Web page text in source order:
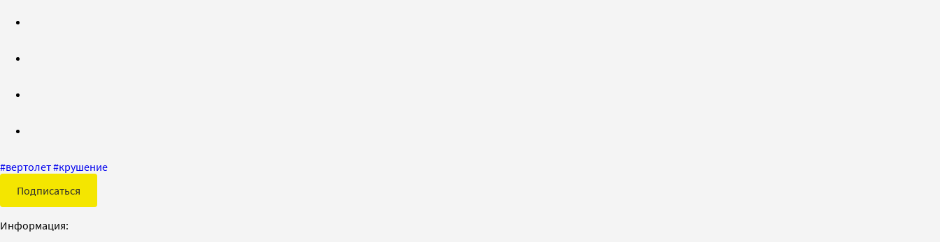
#вертолет#крушение
Подписаться
Информация: